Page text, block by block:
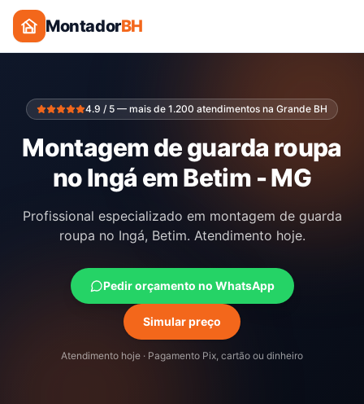
MontadorBH
4.9 / 5 — mais de 1.200 atendimentos na Grande BH
Montagem de guarda roupa
no Ingá em Betim - MG
Profissional especializado em montagem de guarda
roupa no Ingá, Betim. Atendimento hoje.
Pedir orçamento no WhatsApp
Simular preço
Atendimento hoje · Pagamento Pix, cartão ou dinheiro